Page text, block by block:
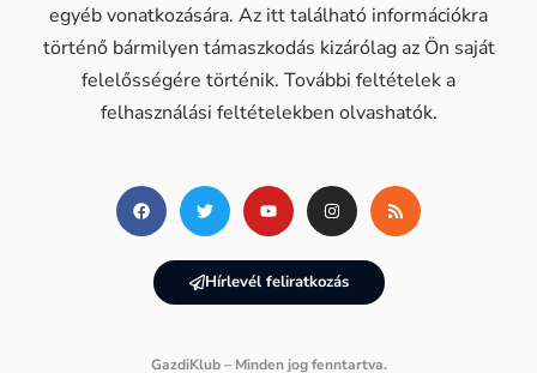
egyéb vonatkozására. Az itt található információkra
történő bármilyen támaszkodás kizárólag az Ön saját
felelősségére történik. További feltételek a
felhasználási feltételekben olvashatók.
Hírlevél feliratkozás
GazdiKlub – Minden jog fenntartva.